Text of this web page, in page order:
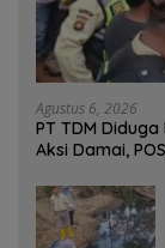
Agustus 6, 2026
PT TDM
Aksi Damai,